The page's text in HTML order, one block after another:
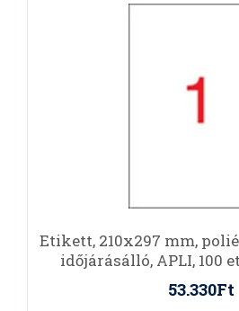
Etikett, 210x297 mm,
időjárásálló, APLI, 100
53.330Ft